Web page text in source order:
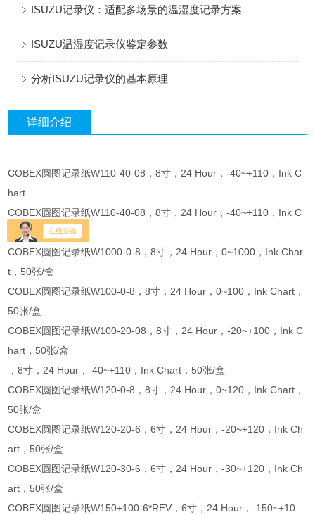
ISUZU记录仪：适配多场景的温湿度记录方案
ISUZU温湿度记录仪鉴定参数
分析ISUZU记录仪的基本原理
详细介绍
COBEX圆图记录纸W110-40-08，8寸，24 Hour，-40~+110，Ink C
hart
COBEX圆图记录纸W110-40-08，8寸，24 Hour，-40~+110，Ink C
hart
COBEX圆图记录纸W1000-0-8，8寸，24 Hour，0~1000，Ink Char
t，50张/盒
COBEX圆图记录纸W100-0-8，8寸，24 Hour，0~100，Ink Chart，
50张/盒
COBEX圆图记录纸W100-20-08，8寸，24 Hour，-20~+100，Ink C
hart，50张/盒
，8寸，24 Hour，-40~+110，Ink Chart，50张/盒
COBEX圆图记录纸W120-0-8，8寸，24 Hour，0~120，Ink Chart，
50张/盒
COBEX圆图记录纸W120-20-6，6寸，24 Hour，-20~+120，Ink Ch
art，50张/盒
COBEX圆图记录纸W120-30-6，6寸，24 Hour，-30~+120，Ink Ch
art，50张/盒
COBEX圆图记录纸W150+100-6*REV，6寸，24 Hour，-150~+10